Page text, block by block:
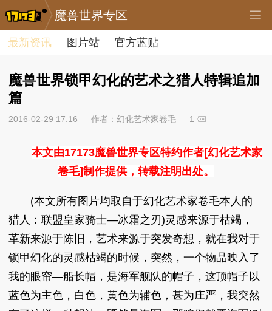
魔兽世界专区
最新资讯 图片站 官方蓝贴
魔兽世界锁甲幻化的艺术之猎人特辑追加
篇
2016-02-29 17:16 作者：幻化艺术家卷毛 1
本文由17173魔兽世界专区特约作者[幻化艺术家
卷毛]制作提供，转载注明出处。
(本文所有图片均取自于幻化艺术家卷毛本人的
猎人：联盟皇家骑士—冰霜之刃)灵感来源于枯竭，
革新来源于陈旧，艺术来源于突发奇想，就在我对于
锁甲幻化的灵感枯竭的时候，突然，一个物品映入了
我的眼帘—船长帽，是海军舰队的帽子，这顶帽子以
蓝色为主色，白色，黄色为辅色，甚为庄严，我突然